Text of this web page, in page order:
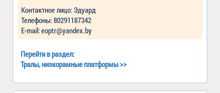
Контактное лицо: Эдуард
Телефоны: 80291187342
Е-mail: eoptr@yandex.by
Перейти в раздел:
Тралы, низкорамные платформы>>